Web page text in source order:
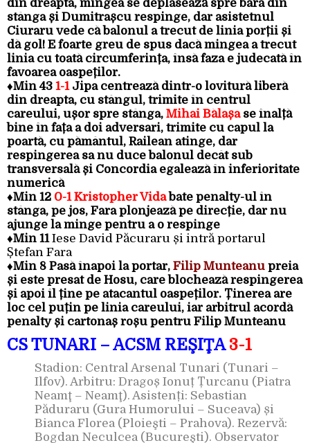
din dreapta, mingea se deplasează spre bara din
stânga și Dumitrașcu respinge, dar asistetnul
Ciuraru vede că balonul a trecut de linia porții și
dă gol! E foarte greu de spus dacă mingea a trecut
linia cu toată circumferința, însă faza e judecată în
favoarea oaspeților.
♦Min 43 1-1Jipa centrează dintr-o lovitură liberă
din dreapta, cu stângul, trimite în centrul
careului, ușor spre stânga, Mihai Bălașase înalță
bine în fața a doi adversari, trimite cu capul la
poartă, cu pământul, Railean atinge, dar
respingerea sa nu duce balonul decât sub
transversală și Concordia egalează în inferioritate
numerică
♦Min 12 0-1 Kristopher Vidabate penalty-ul în
stânga, pe jos, Fara plonjează pe direcție, dar nu
ajunge la minge pentru a o respinge
♦Min 11Iese David Păcuraru și intră portarul
Ștefan Fara
♦Min 8 Pasă înapoi la portar, Filip Munteanu preia
și este presat de Hosu, care blochează respingerea
și apoi îl ține pe atacantul oaspeților. Ținerea are
loc cel puțin pe linia careului, iar arbitrul acordă
penalty și cartonaș roșu pentru Filip Munteanu
CS TUNARI – ACSM REŞIŢA3-1
Stadion: Central Arsenal Tunari (Tunari –
Ilfov). Arbitru: Dragoș Ionuț Țurcanu (Piatra
Neamţ – Neamţ). Asistenți: Sebastian
Păduraru (Gura Humorului – Suceava) și
Bianca Florea (Ploieşti – Prahova). Rezervă:
Bogdan Neculcea (Bucureşti). Observator